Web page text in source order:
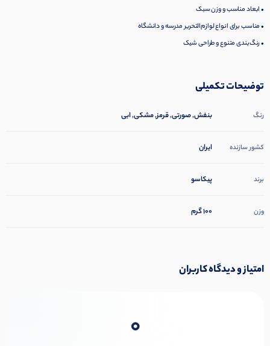
• ابعاد مناسب و وزن سبک
• مناسب برای انواع لوازم‌التحریر مدرسه و دانشگاه
• رنگ‌بندی متنوع و طراحی شیک
توضیحات تکمیلی
رنگ بنفش, صورتی, قرمز, مشکی, ابی
کشور سازنده ایران
برند پیکاسو
وزن 100 گرم
امتیاز و دیدگاه کاربران
0